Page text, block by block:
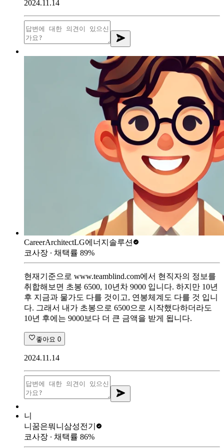
2024.11.14
CareerArchitectLG에너지솔루션
코사장 ∙ 채택률 89%
현재기준으로 www.teamblind.com에서 현직자의 정보를
취합해보면 초봉 6500, 10년차 9000 입니다. 하지만 10년
후 지금과 물가도 다를 것이고, 연봉체계도 다를 것 입니
다. 그래서 내가 초봉으로 6500으로 시작했다하더라도
10년 후에는 9000보다 더 큰 금액을 받게 됩니다.
좋아요 0
2024.11.14
니
니꿈은뭐니 삼성전기
코사장 ∙ 채택률 86%